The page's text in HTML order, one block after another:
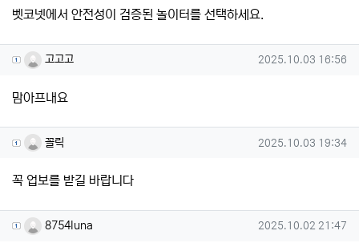
벳코넷에서 안전성이 검증된 놀이터를 선택하세요.
고고고님의 댓글
고고고 작성일
2025.10.03 16:56
맘아프내요
꼴릭님의 댓글
꼴릭 작성일
2025.10.03 19:34
꼭 업보를 받길 바랍니다
8754luna님의 댓글
8754luna 작성일
2025.10.02 21:47